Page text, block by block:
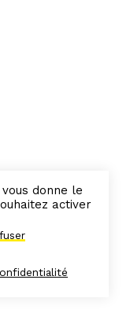
donne le
activer